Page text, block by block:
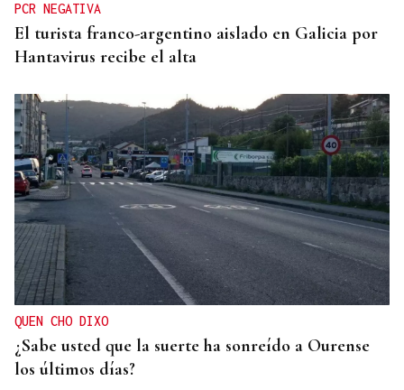
PCR NEGATIVA
El turista franco-argentino aislado en Galicia por
Hantavirus recibe el alta
QUEN CHO DIXO
¿Sabe usted que la suerte ha sonreído a Ourense
los últimos días?